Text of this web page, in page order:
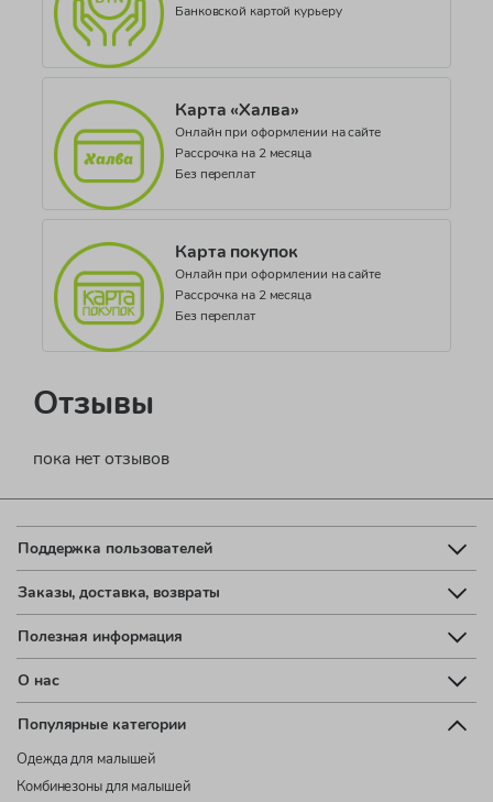
Банковской картой курьеру
Карта «Халва»
Онлайн при оформлении на сайте
Рассрочка на 2 месяца
Без переплат
Карта покупок
Онлайн при оформлении на сайте
Рассрочка на 2 месяца
Без переплат
Отзывы
пока нет отзывов
Поддержка пользователей
Заказы, доставка, возвраты
Полезная информация
О нас
Популярные категории
Одежда для малышей
Комбинезоны для малышей